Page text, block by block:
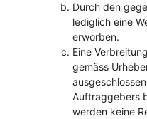
Durch den
lediglich eine
erworben.
Eine
gemäss
Auftraggebers
werden keine